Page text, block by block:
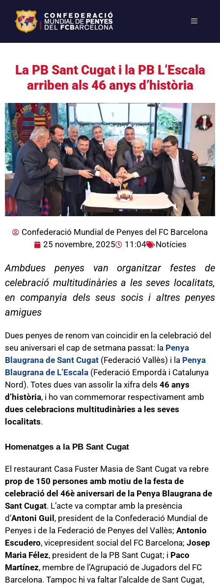
La PB Sant Cugat i la PB L’Escala
arriben als 46 anys d’història
Confederació Mundial de Penyes del FC Barcelona
25 novembre, 2025
11:04 Notícies
Ambdues penyes van organitzar festes de
celebració multitudinàries a les seves localitats,
en companyia dels seus socis i altres penyes
amigues
Dues penyes de renom van coincidir en la celebració del
seu aniversari el cap de setmana passat: la Penya
Blaugrana de Sant Cugat (Federació Vallès) i la Penya
Blaugrana de L’Escala (Federació Empordà i Catalunya
Nord). Totes dues van assolir la xifra dels 46 anys
d’història, i ho van commemorar respectivament amb
dues celebracions multitudinàries a les seves
localitats.
Homenatges a la PB Sant Cugat
El restaurant Casa Fuster Masia de Sant Cugat va rebre
prop de 150 persones amb motiu de la festa de
celebració del 46è aniversari de la Penya Blaugrana de
Sant Cugat. L’acte va comptar amb la presència
d’Antoni Guil, president de la Confederació Mundial de
Penyes i de la Federació de Penyes del Vallès; Antonio
Escudero, vicepresident social del FC Barcelona; Josep
Maria Félez, president de la PB Sant Cugat; i Paco
Martínez, membre de l’Agrupació de Jugadors del FC
Barcelona. Tampoc hi va faltar l’alcalde de Sant Cugat,